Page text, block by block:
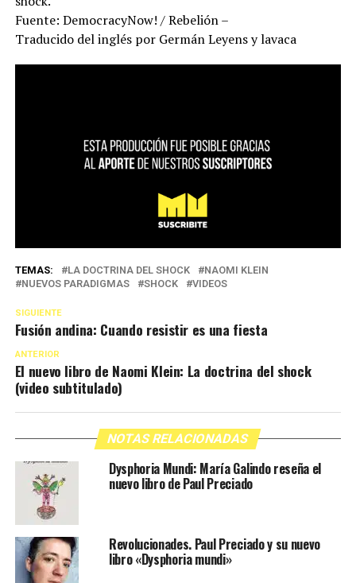
Fuente: DemocracyNow! / Rebelión –
Traducido del inglés por Germán Leyens y lavaca
TEMAS: LA DOCTRINA DEL SHOCK
NAOMI KLEIN
NUEVOS PARADIGMAS
SHOCK VIDEOS
SIGUIENTE
Fusión andina: Cuando resistir es una fiesta
ANTERIOR
El nuevo libro de Naomi Klein: La doctrina del shock
(video subtitulado)
NOTAS RELACIONADAS
Dysphoria Mundi: María Galindo reseña el
nuevo libro de Paul Preciado
Revolucionades. Paul Preciado y su nuevo
libro «Dysphoria mundi»